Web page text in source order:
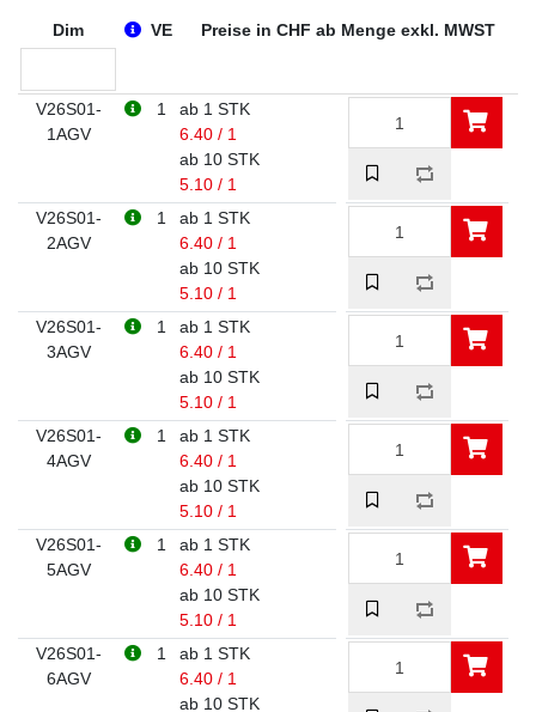
Dim VE Preise in CHF ab Menge exkl. MWST
V26S01-
1AGV
1
ab 1 STK
6.40 / 1
ab 10 STK
5.10 / 1
V26S01-
2AGV
1
ab 1 STK
6.40 / 1
ab 10 STK
5.10 / 1
V26S01-
3AGV
1
ab 1 STK
6.40 / 1
ab 10 STK
5.10 / 1
V26S01-
4AGV
1
ab 1 STK
6.40 / 1
ab 10 STK
5.10 / 1
V26S01-
5AGV
1
ab 1 STK
6.40 / 1
ab 10 STK
5.10 / 1
V26S01-
6AGV
1
ab 1 STK
6.40 / 1
ab 10 STK